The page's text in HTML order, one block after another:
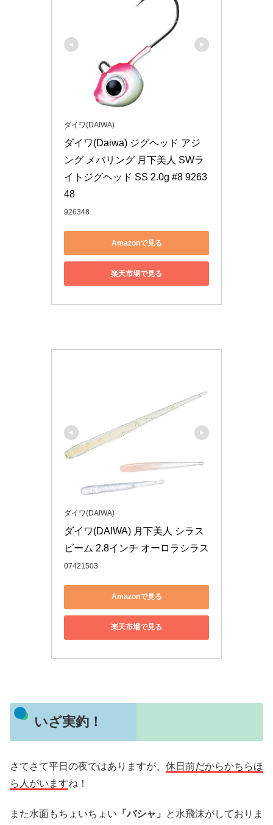
ダイワ(DAIWA)
ダイワ(Daiwa) ジグヘッド アジ
ング メバリング 月下美人 SWラ
イトジグヘッド SS 2.0g #8 9263
48
926348
Amazonで見る
楽天市場で見る
ダイワ(DAIWA)
ダイワ(DAIWA) 月下美人 シラス
ビーム 2.8インチ オーロラシラス
07421503
Amazonで見る
楽天市場で見る
いざ実釣！
さてさて平日の夜ではありますが、 休日前だからかちらほ
ら人がいますね！
また水面もちょいちょい 「バシャ」
と水飛沫がしておりま